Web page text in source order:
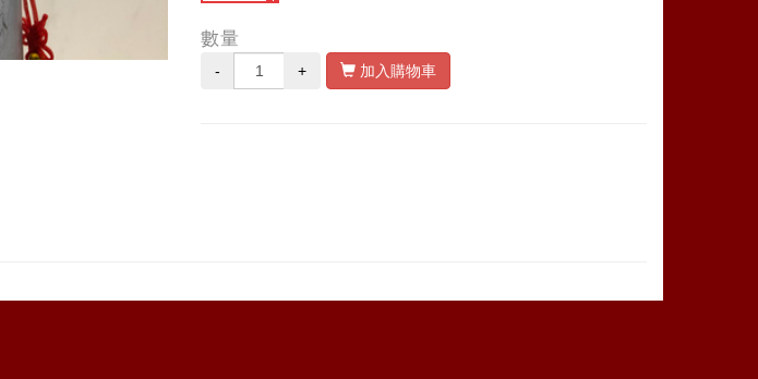
數量
- + 加入購物車